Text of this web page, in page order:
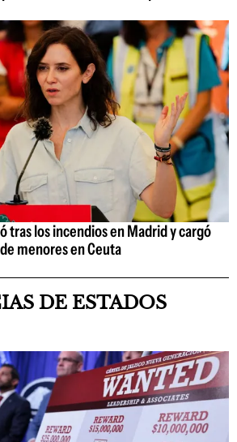
tras los incendios en Madrid y cargó
menores en Ceuta
DE ESTADOS